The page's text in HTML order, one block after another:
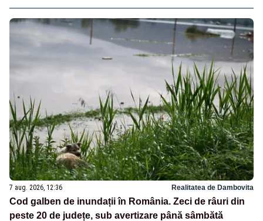
7 aug. 2026, 12:36 Realitatea de Dambovita
Cod galben de inundații în România. Zeci de râuri din
peste 20 de județe, sub avertizare până sâmbătă